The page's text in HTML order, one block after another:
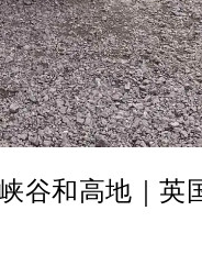
谷和高地｜英